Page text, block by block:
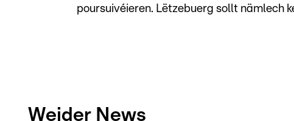
poursuivéieren. Lëtzebuerg sollt nämlech
Weider News